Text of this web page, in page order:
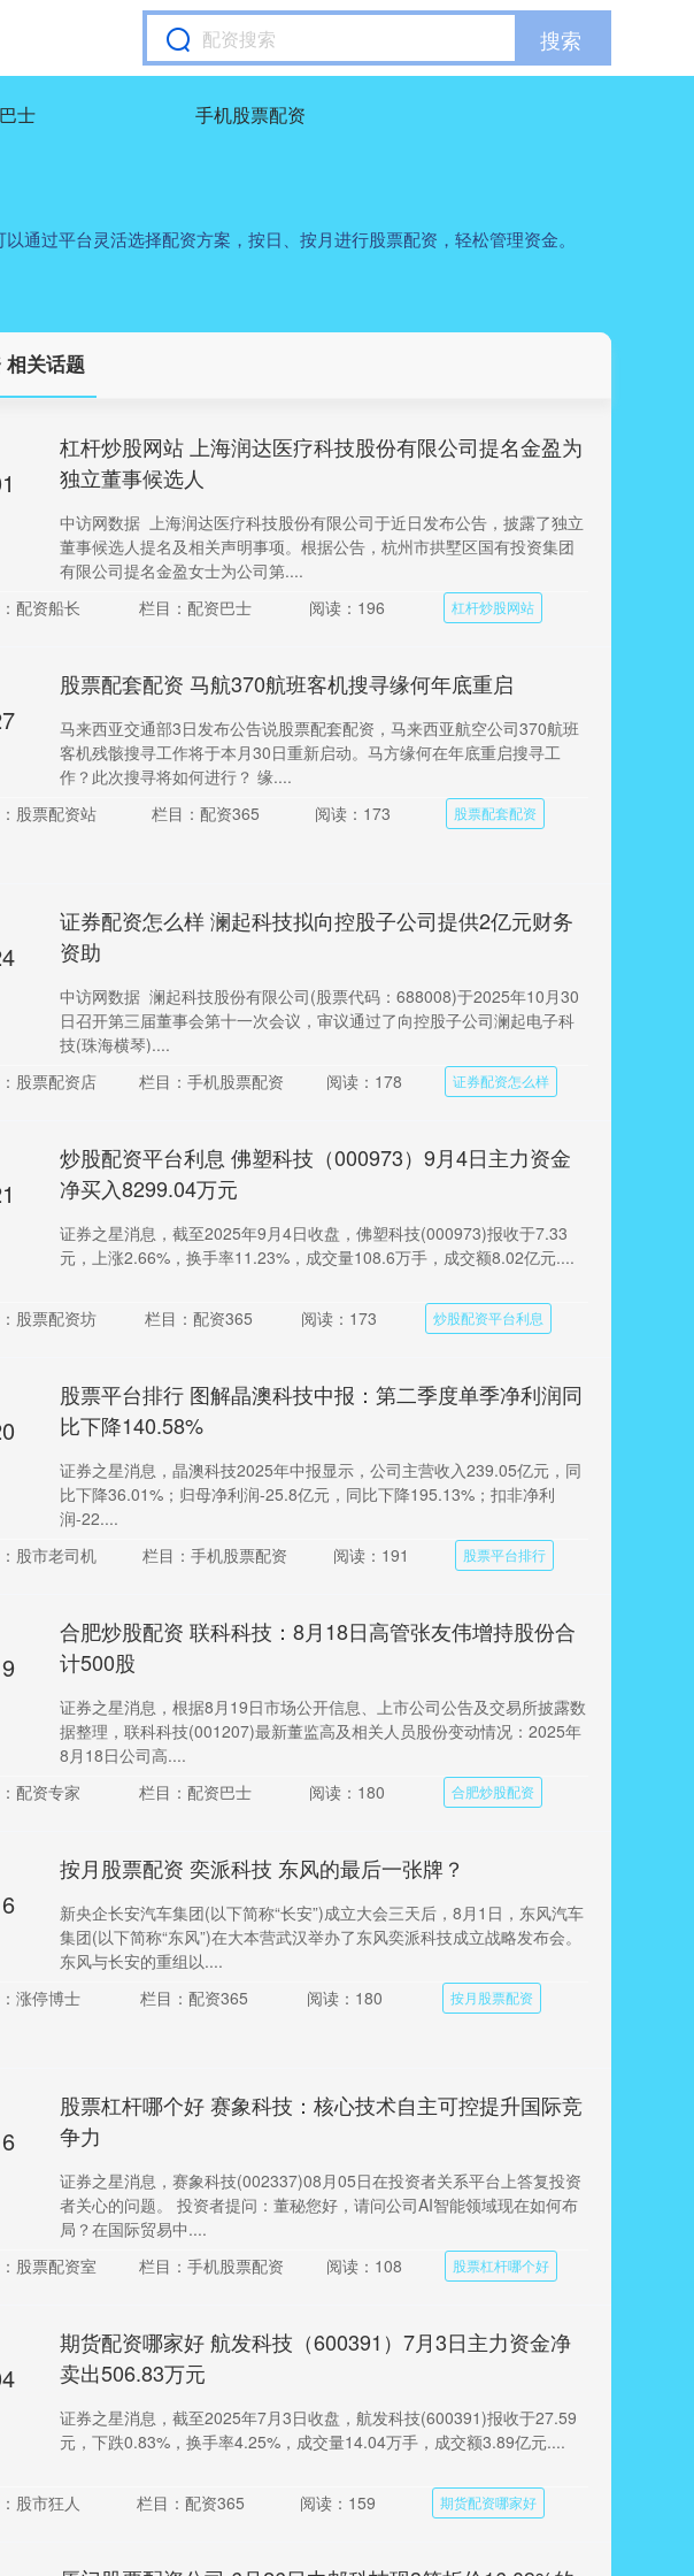
搜索
士 手机股票配资
通过平台灵活选择配资方案，按日、按月进行股票配资，轻松管理资金。
相关话题
杠杆炒股网站 上海润达医疗科技股份有限公司提名金盈为
独立董事候选人
中访网数据 上海润达医疗科技股份有限公司于近日发布公告，披露了独立
董事候选人提名及相关声明事项。根据公告，杭州市拱墅区国有投资集团
有限公司提名金盈女士为公司第....
配资船长
栏目：配资巴士 阅读：196 杠杆炒股网站
股票配套配资 马航370航班客机搜寻缘何年底重启
马来西亚交通部3日发布公告说股票配套配资，马来西亚航空公司370航班
客机残骸搜寻工作将于本月30日重新启动。马方缘何在年底重启搜寻工
作？此次搜寻将如何进行？ 缘....
股票配资站
栏目：配资365 阅读：173 股票配套配资
证券配资怎么样 澜起科技拟向控股子公司提供2亿元财务
资助
中访网数据 澜起科技股份有限公司(股票代码：688008)于2025年10月30
日召开第三届董事会第十一次会议，审议通过了向控股子公司澜起电子科
技(珠海横琴)....
股票配资店
栏目：手机股票配资 阅读：178 证券配资怎么样
炒股配资平台利息 佛塑科技（000973）9月4日主力资金
净买入8299.04万元
证券之星消息，截至2025年9月4日收盘，佛塑科技(000973)报收于7.33
元，上涨2.66%，换手率11.23%，成交量108.6万手，成交额8.02亿元....
股票配资坊 栏目：配资365 阅读：173 炒股配资平台利息
股票平台排行 图解晶澳科技中报：第二季度单季净利润同
比下降140.58%
证券之星消息，晶澳科技2025年中报显示，公司主营收入239.05亿元，同
比下降36.01%；归母净利润-25.8亿元，同比下降195.13%；扣非净利
润-22....
股市老司机
栏目：手机股票配资 阅读：191 股票平台排行
合肥炒股配资 联科科技：8月18日高管张友伟增持股份合
计500股
证券之星消息，根据8月19日市场公开信息、上市公司公告及交易所披露数
据整理，联科科技(001207)最新董监高及相关人员股份变动情况：2025年
8月18日公司高....
配资专家
栏目：配资巴士 阅读：180 合肥炒股配资
按月股票配资 奕派科技 东风的最后一张牌？
新央企长安汽车集团(以下简称“长安”)成立大会三天后，8月1日，东风汽车
集团(以下简称“东风”)在大本营武汉举办了东风奕派科技成立战略发布会。
东风与长安的重组以....
涨停博士
栏目：配资365 阅读：180 按月股票配资
股票杠杆哪个好 赛象科技：核心技术自主可控提升国际竞
争力
证券之星消息，赛象科技(002337)08月05日在投资者关系平台上答复投资
者关心的问题。 投资者提问：董秘您好，请问公司AI智能领域现在如何布
局？在国际贸易中....
股票配资室
栏目：手机股票配资 阅读：108 股票杠杆哪个好
期货配资哪家好 航发科技（600391）7月3日主力资金净
卖出506.83万元
证券之星消息，截至2025年7月3日收盘，航发科技(600391)报收于27.59
元，下跌0.83%，换手率4.25%，成交量14.04万手，成交额3.89亿元....
股市狂人 栏目：配资365 阅读：159 期货配资哪家好